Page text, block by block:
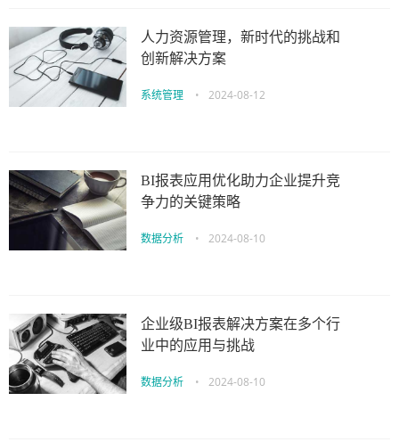
人力资源管理，新时代的挑战和
创新解决方案
系统管理 • 2024-08-12
BI报表应用优化助力企业提升竞
争力的关键策略
数据分析 • 2024-08-10
企业级BI报表解决方案在多个行
业中的应用与挑战
数据分析 • 2024-08-10